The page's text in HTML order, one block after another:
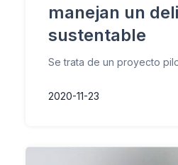
manejan un
sustentable
Se trata de un proyecto
2020-11-23